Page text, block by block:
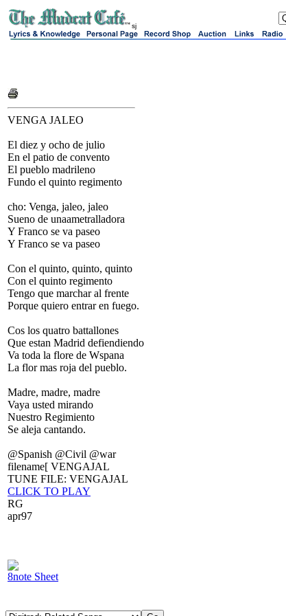
sj
VENGA JALEO
El diez y ocho de julio
En el patio de convento
El pueblo madrileno
Fundo el quinto regimento
cho: Venga, jaleo, jaleo
Sueno de unaametralladora
Y Franco se va paseo
Y Franco se va paseo
Con el quinto, quinto, quinto
Con el quinto regimento
Tengo que marchar al frente
Porque quiero entrar en fuego.
Cos los quatro battallones
Que estan Madrid defiendiendo
Va toda la flore de Wspana
La flor mas roja del pueblo.
Madre, madre, madre
Vaya usted mirando
Nuestro Regimiento
Se aleja cantando.
@Spanish @Civil @war
filename[ VENGAJAL
TUNE FILE: VENGAJAL
CLICK TO PLAY
RG
apr97
8note Sheet